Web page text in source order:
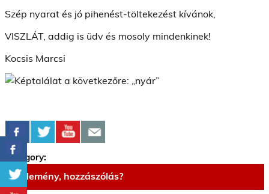
Szép nyarat és jó pihenést-töltekezést kívánok,
VISZLÁT, addig is üdv és mosoly mindenkinek!
Kocsis Marcsi
Category:
Vélemény, hozzászólás?